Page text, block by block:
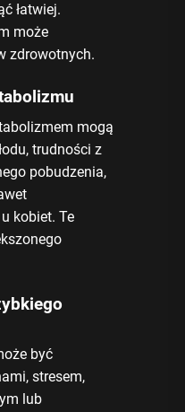
łatwiej.
może
zdrowotnych.
mogą
trudności z
pobudzenia,
kobiet. Te
być
stresem,
lub